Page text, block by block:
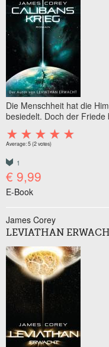
Die Menschheit hat die
besiedelt. Doch der Friede
Average:5(2votes)
1
€ 9,99
E-Book
James Corey
LEVIATHAN